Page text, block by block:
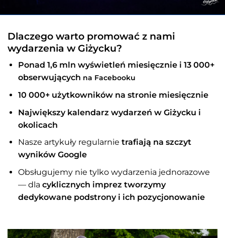
Dlaczego warto promować z nami
wydarzenia w Giżycku?
Ponad 1,6 mln wyświetleń miesięcznie i 13 000+
obserwujących na Facebooku
10 000+ użytkowników na stronie miesięcznie
Największy kalendarz wydarzeń w Giżycku i
okolicach
Nasze artykuły regularnie trafiają na szczyt
wyników Google
Obsługujemy nie tylko wydarzenia jednorazowe
— dla cyklicznych imprez tworzymy
dedykowane podstrony i ich pozycjonowanie